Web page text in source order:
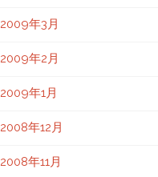
2009年3月
2009年2月
2009年1月
2008年12月
2008年11月